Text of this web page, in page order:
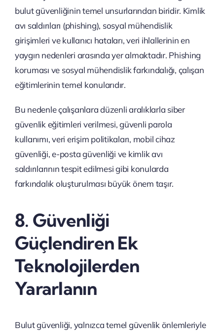
bulut güvenliğinin temel unsurlarından biridir. Kimlik
avı saldırıları (phishing), sosyal mühendislik
girişimleri ve kullanıcı hataları, veri ihlallerinin en
yaygın nedenleri arasında yer almaktadır. Phishing
koruması ve sosyal mühendislik farkındalığı, çalışan
eğitimlerinin temel konularıdır.
Bu nedenle çalışanlara düzenli aralıklarla siber
güvenlik eğitimleri verilmesi, güvenli parola
kullanımı, veri erişim politikaları, mobil cihaz
güvenliği, e-posta güvenliği ve kimlik avı
saldırılarının tespit edilmesi gibi konularda
farkındalık oluşturulması büyük önem taşır.
8. Güvenliği
Güçlendiren Ek
Teknolojilerden
Yararlanın
Bulut güvenliği, yalnızca temel güvenlik önlemleriyle